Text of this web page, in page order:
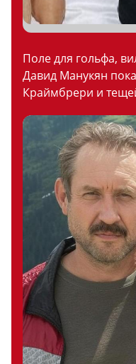
Поле для гольфа,
Давид Манукян
Краймбрери и